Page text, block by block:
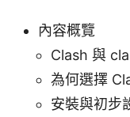
內容概覽
Clash 與
為何選擇
安裝與初步